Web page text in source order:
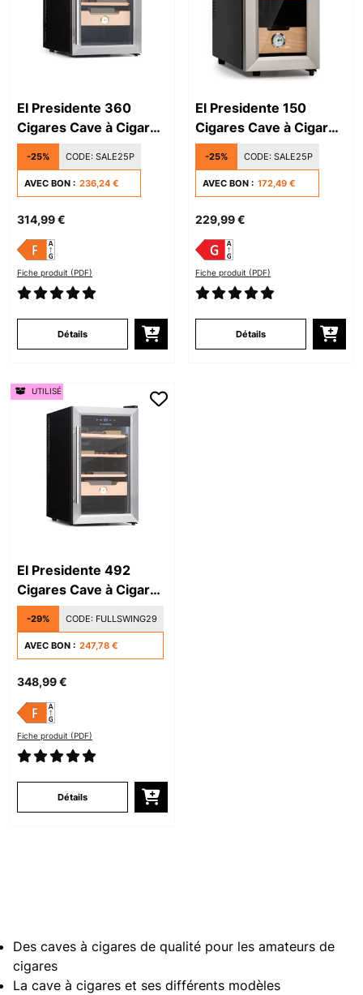
El Presidente 360
Cigares Cave à Cigare
Argent
-25% CODE: SALE25P
AVEC BON : 236,24 €
314,99 €
Fiche produit (PDF)
Détails
El Presidente 150
Cigares Cave à Cigare
et Cave à Vin Argent
-25% CODE: SALE25P
AVEC BON : 172,49 €
229,99 €
Fiche produit (PDF)
Détails
El Presidente 492
Cigares Cave à Cigare
Argent
-29% CODE: FULLSWING29
AVEC BON : 247,78 €
348,99 €
Fiche produit (PDF)
Détails
UTILISÉ
Des caves à cigares de qualité pour les amateurs de
cigares
La cave à cigares et ses différents modèles